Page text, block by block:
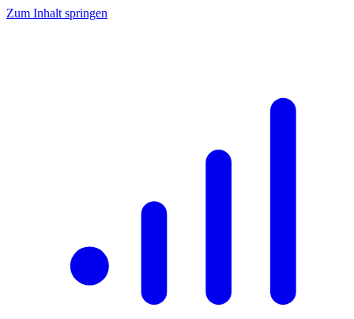
Zum Inhalt springen